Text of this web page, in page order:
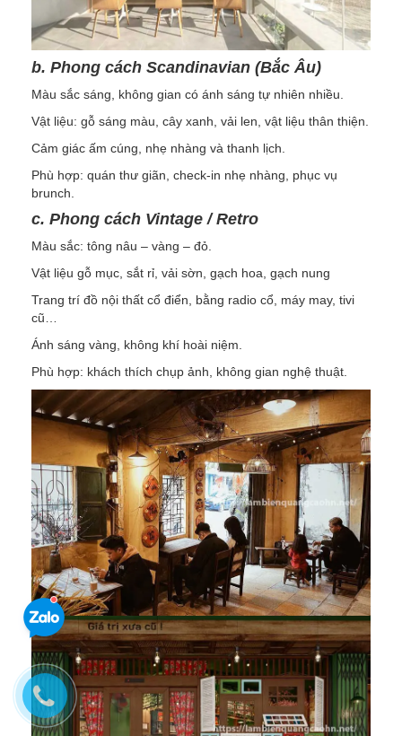
b. Phong cách Scandinavian (Bắc Âu)
Màu sắc sáng, không gian có ánh sáng tự nhiên nhiều.
Vật liệu: gỗ sáng màu, cây xanh, vải len, vật liệu thân thiện.
Cảm giác ấm cúng, nhẹ nhàng và thanh lịch.
Phù hợp: quán thư giãn, check-in nhẹ nhàng, phục vụ
brunch.
c. Phong cách Vintage / Retro
Màu sắc: tông nâu – vàng – đỏ.
Vật liệu gỗ mục, sắt rỉ, vải sờn, gạch hoa, gạch nung
Trang trí đồ nội thất cổ điển, bằng radio cổ, máy may, tivi
cũ…
Ánh sáng vàng, không khí hoài niệm.
Phù hợp: khách thích chụp ảnh, không gian nghệ thuật.